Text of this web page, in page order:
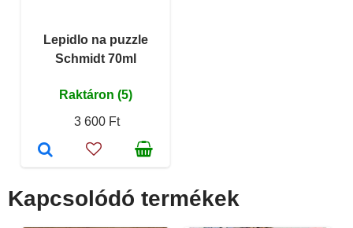
Lepidlo na puzzle
Schmidt 70ml
Raktáron (5)
3 600 Ft
Kapcsolódó termékek